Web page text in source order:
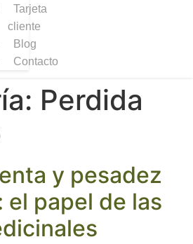
Tarjeta
cliente
Blog
Contacto
Perdida
y pesadez
el papel de las